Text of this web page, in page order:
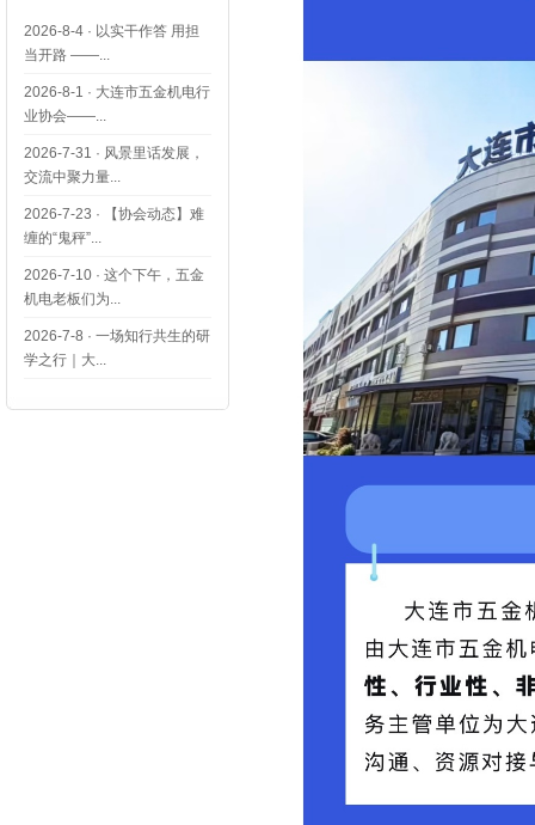
2026-8-4 · 以实干作答 用担
当开路 ——...
2026-8-1 · 大连市五金机电行
业协会——...
2026-7-31 · 风景里话发展，
交流中聚力量...
2026-7-23 ·
【协会动态】难
缠的“鬼秤”...
2026-7-10 · 这个下午，五金
机电老板们为...
2026-7-8 · 一场知行共生的研
学之行｜大...